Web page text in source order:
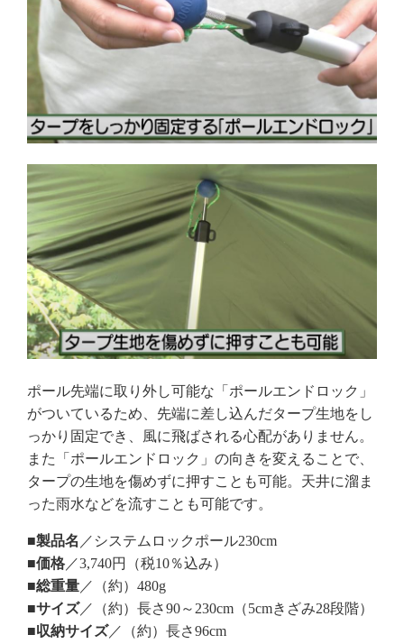
ポール先端に取り外し可能な「ポールエンドロック」
がついているため、先端に差し込んだタープ生地をし
っかり固定でき、風に飛ばされる心配がありません。
また「ポールエンドロック」の向きを変えることで、
タープの生地を傷めずに押すことも可能。天井に溜ま
った雨水などを流すことも可能です。
■製品名 ／システムロックポール230cm
■価格 ／3,740円（税10％込み）
■総重量 ／（約）480g
■サイズ／（約）長さ90～230cm（5cmきざみ28段階）
■収納サイズ／（約）長さ96cm